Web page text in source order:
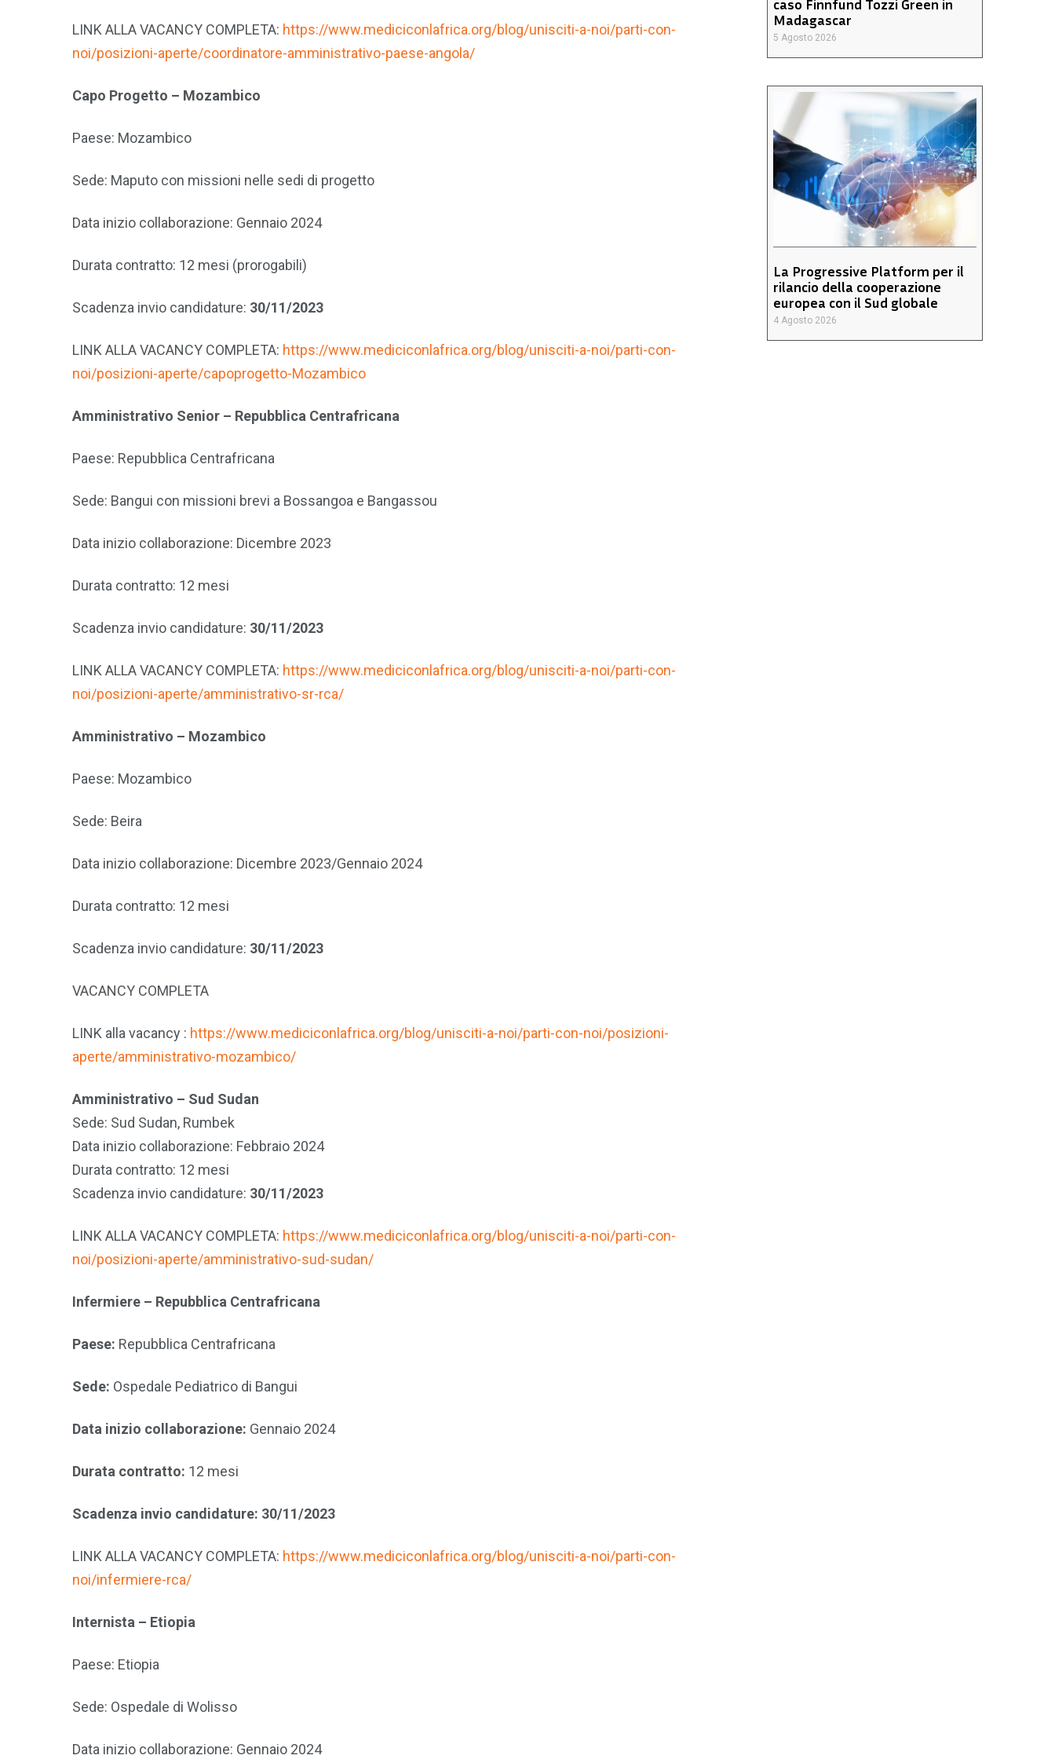
LINK ALLA VACANCY COMPLETA: https://www.mediciconlafrica.org/blog/unisciti-a-noi/parti-con-
noi/posizioni-aperte/coordinatore-amministrativo-paese-angola/
Capo Progetto – Mozambico
Paese: Mozambico
Sede: Maputo con missioni nelle sedi di progetto
Data inizio collaborazione: Gennaio 2024
Durata contratto: 12 mesi (prorogabili)
Scadenza invio candidature: 30/11/2023
LINK ALLA VACANCY COMPLETA: https://www.mediciconlafrica.org/blog/unisciti-a-noi/parti-con-
noi/posizioni-aperte/capoprogetto-Mozambico
Amministrativo Senior – Repubblica Centrafricana
Paese: Repubblica Centrafricana
Sede: Bangui con missioni brevi a Bossangoa e Bangassou
Data inizio collaborazione: Dicembre 2023
Durata contratto: 12 mesi
Scadenza invio candidature: 30/11/2023
LINK ALLA VACANCY COMPLETA: https://www.mediciconlafrica.org/blog/unisciti-a-noi/parti-con-
noi/posizioni-aperte/amministrativo-sr-rca/
Amministrativo – Mozambico
Paese: Mozambico
Sede: Beira
Data inizio collaborazione: Dicembre 2023/Gennaio 2024
Durata contratto: 12 mesi
Scadenza invio candidature: 30/11/2023
VACANCY COMPLETA
LINK alla vacancy : https://www.mediciconlafrica.org/blog/unisciti-a-noi/parti-con-noi/posizioni-
aperte/amministrativo-mozambico/
Amministrativo – Sud Sudan
Sede: Sud Sudan, Rumbek
Data inizio collaborazione: Febbraio 2024
Durata contratto: 12 mesi
Scadenza invio candidature: 30/11/2023
LINK ALLA VACANCY COMPLETA: https://www.mediciconlafrica.org/blog/unisciti-a-noi/parti-con-
noi/posizioni-aperte/amministrativo-sud-sudan/
Infermiere – Repubblica Centrafricana
Paese: Repubblica Centrafricana
Sede: Ospedale Pediatrico di Bangui
Data inizio collaborazione: Gennaio 2024
Durata contratto: 12 mesi
Scadenza invio candidature: 30/11/2023
LINK ALLA VACANCY COMPLETA: https://www.mediciconlafrica.org/blog/unisciti-a-noi/parti-con-
noi/infermiere-rca/
Internista – Etiopia
Paese: Etiopia
Sede: Ospedale di Wolisso
Data inizio collaborazione: Gennaio 2024
caso Finnfund Tozzi Green in
Madagascar
5 Agosto 2026
La Progressive Platform per il
rilancio della cooperazione
europea con il Sud globale
4 Agosto 2026